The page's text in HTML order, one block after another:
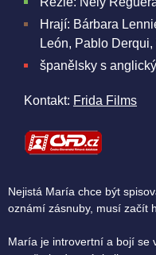
Hrají: Bárbara
León, Pablo
španělsky s
Kontakt: Frida Films
Nejistá María chce být
oznámí zásnuby, musí začít
María je introvertní a bojí se